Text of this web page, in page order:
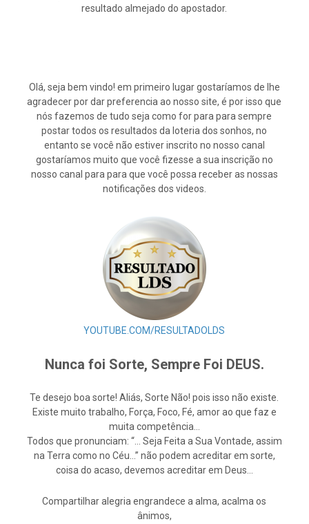
resultado almejado do apostador.
Olá, seja bem vindo! em primeiro lugar gostaríamos de lhe
agradecer por dar preferencia ao nosso site, é por isso que
nós fazemos de tudo seja como for para para sempre
postar todos os resultados da loteria dos sonhos, no
entanto se você não estiver inscrito no nosso canal
gostaríamos muito que você fizesse a sua inscrição no
nosso canal para para que você possa receber as nossas
notificações dos videos.
YOUTUBE.COM/RESULTADOLDS
Nunca foi Sorte, Sempre Foi DEUS.
Te desejo boa sorte! Aliás, Sorte Não! pois isso não existe.
Existe muito trabalho, Força, Foco, Fé, amor ao que faz e
muita competência…
Todos que pronunciam: “… Seja Feita a Sua Vontade, assim
na Terra como no Céu…” não podem acreditar em sorte,
coisa do acaso, devemos acreditar em Deus…
Compartilhar alegria engrandece a alma, acalma os
ânimos,